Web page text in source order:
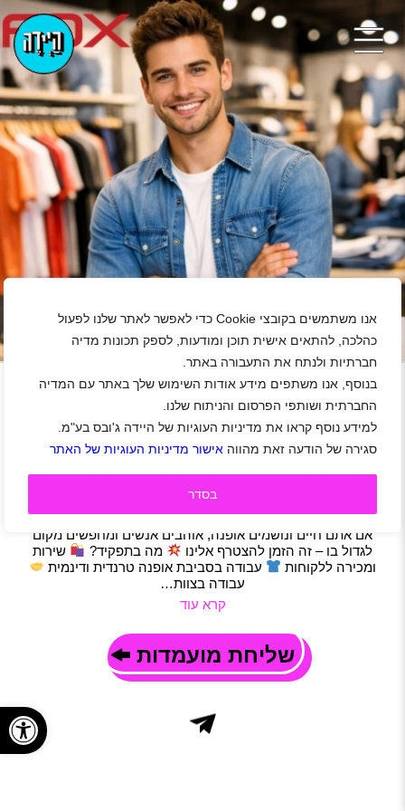
אנו משתמשים בקובצי Cookie כדי לאפשר לאתר שלנו לפעול
כהלכה, להתאים אישית תוכן ומודעות, לספק תכונות מדיה
חברתיות ולנתח את התעבורה באתר.
בנוסף, אנו משתפים מידע אודות השימוש שלך באתר עם המדיה
החברתית ושותפי הפרסום והניתוח שלנו.
למידע נוסף קראו את מדיניות העוגיות של היידה ג'ובס בע"מ.
סגירה של הודעה זאת מהווה אישור מדיניות העוגיות של האתר
בסדר
+
נגן
FOX מגייסת עובדים/ות לסניפים בפריסה ארצית
פריסה ארצית| סטודנטים|חיילים משוחררים|עבודה זמנית
תיאור משרה
רוצים לעבוד במותג האופנה הכי בייסיק והכי אהוב בארץ?
אם אתם חיים ונושמים אופנה, אוהבים אנשים ומחפשים מקום
לגדול בו – זה הזמן להצטרף אלינו
מה בתפקיד?
שירות
ומכירה ללקוחות
עבודה בסביבת אופנה טרנדית ודינמית
עבודה בצוות…
קרא עוד
שליחת מועמדות